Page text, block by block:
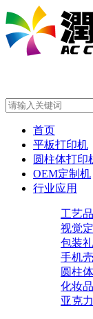
首页
平板打印机
圆柱体打印
OEM定制机
行业应用
工艺
视觉
包装
手机壳
圆柱
化妆品
亚克力